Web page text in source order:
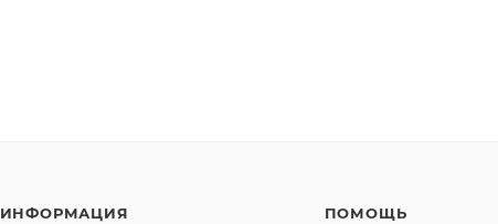
ИНФОРМАЦИЯ ПОМОЩЬ